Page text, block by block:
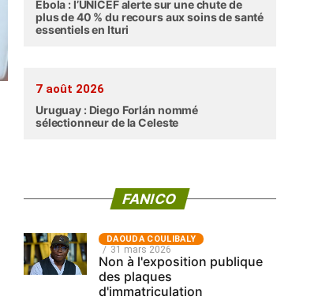
Ebola : l’UNICEF alerte sur une chute de
plus de 40 % du recours aux soins de santé
essentiels en Ituri
7 août 2026
Uruguay : Diego Forlán nommé
sélectionneur de la Celeste
FANICO
‎DAOUDA COULIBALY
31 mars 2026
Non à l'exposition publique
des plaques
d'immatriculation